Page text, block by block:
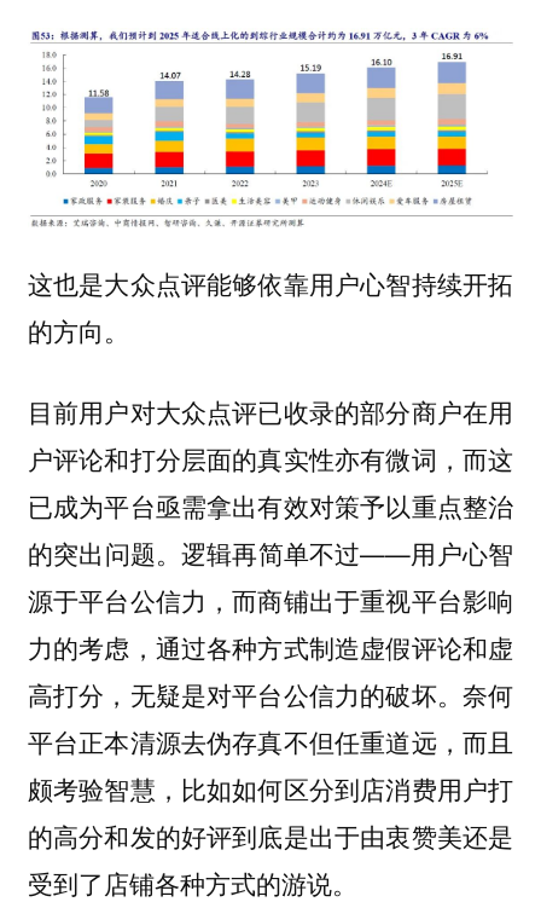
这也是大众点评能够依靠用户心智持续开拓
的方向。
目前用户对大众点评已收录的部分商户在用
户评论和打分层面的真实性亦有微词，而这
已成为平台亟需拿出有效对策予以重点整治
的突出问题。逻辑再简单不过——用户心智
源于平台公信力，而商铺出于重视平台影响
力的考虑，通过各种方式制造虚假评论和虚
高打分，无疑是对平台公信力的破坏。奈何
平台正本清源去伪存真不但任重道远，而且
颇考验智慧，比如如何区分到店消费用户打
的高分和发的好评到底是出于由衷赞美还是
受到了店铺各种方式的游说。